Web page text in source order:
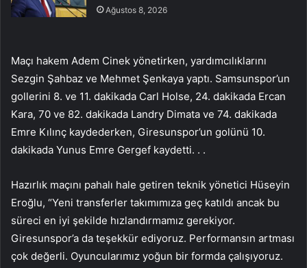
Ağustos 8, 2026
Maçı hakem Adem Cinek yönetirken, yardımcılıklarını
Sezgin Şahbaz ve Mehmet Şenkaya yaptı. Samsunspor’un
gollerini 8. ve 11. dakikada Carl Holse, 24. dakikada Ercan
Kara, 70 ve 82. dakikada Landry Dimata ve 74. dakikada
Emre Kılınç kaydederken, Giresunspor’un golünü 10.
dakikada Yunus Emre Gergef kaydetti. . .
Hazırlık maçını pahalı hale getiren teknik yönetici Hüseyin
Eroğlu, “Yeni transferler takımımıza geç katıldı ancak bu
süreci en iyi şekilde hızlandırmamız gerekiyor.
Giresunspor’a da teşekkür ediyoruz. Performansın artması
çok değerli. Oyuncularımız yoğun bir formda çalışıyoruz.